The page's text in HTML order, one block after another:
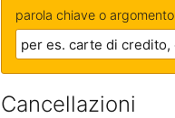
parola chiave o argomento
Cancellazioni